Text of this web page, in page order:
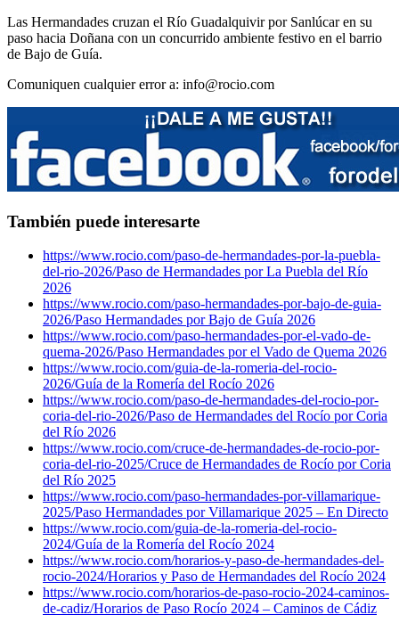
Las Hermandades cruzan el Río Guadalquivir por Sanlúcar en su
paso hacia Doñana con un concurrido ambiente festivo en el barrio
de Bajo de Guía.
Comuniquen cualquier error a: info@rocio.com
También puede interesarte
https://www.rocio.com/paso-de-hermandades-por-la-puebla-
del-rio-2026/Paso de Hermandades por La Puebla del Río
2026
https://www.rocio.com/paso-hermandades-por-bajo-de-guia-
2026/Paso Hermandades por Bajo de Guía 2026
https://www.rocio.com/paso-hermandades-por-el-vado-de-
quema-2026/Paso Hermandades por el Vado de Quema 2026
https://www.rocio.com/guia-de-la-romeria-del-rocio-
2026/Guía de la Romería del Rocío 2026
https://www.rocio.com/paso-de-hermandades-del-rocio-por-
coria-del-rio-2026/Paso de Hermandades del Rocío por Coria
del Río 2026
https://www.rocio.com/cruce-de-hermandades-de-rocio-por-
coria-del-rio-2025/Cruce de Hermandades de Rocío por Coria
del Río 2025
https://www.rocio.com/paso-hermandades-por-villamarique-
2025/Paso Hermandades por Villamarique 2025 – En Directo
https://www.rocio.com/guia-de-la-romeria-del-rocio-
2024/Guía de la Romería del Rocío 2024
https://www.rocio.com/horarios-y-paso-de-hermandades-del-
rocio-2024/Horarios y Paso de Hermandades del Rocío 2024
https://www.rocio.com/horarios-de-paso-rocio-2024-caminos-
de-cadiz/Horarios de Paso Rocío 2024 – Caminos de Cádiz